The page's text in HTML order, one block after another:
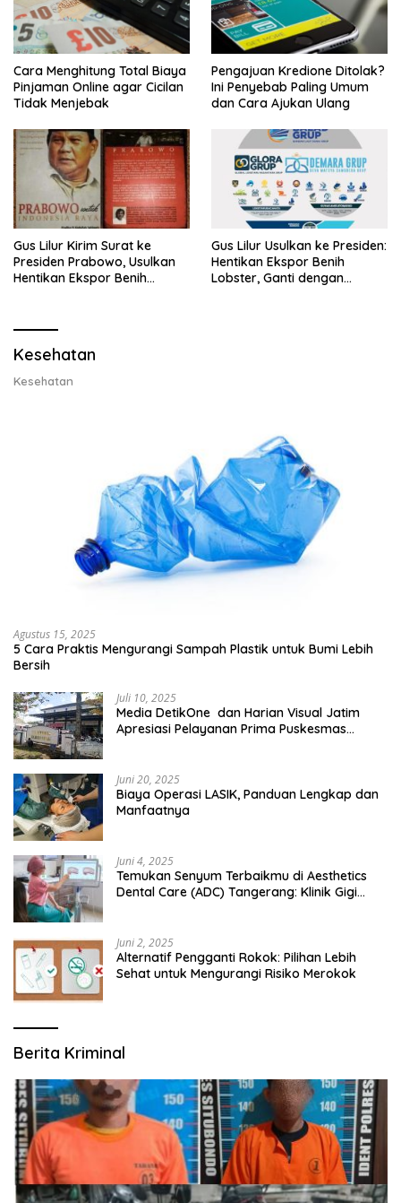
Cara Menghitung Total Biaya
Pinjaman Online agar Cicilan
Tidak Menjebak
Pengajuan Kredione Ditolak?
Ini Penyebab Paling Umum
dan Cara Ajukan Ulang
Gus Lilur Kirim Surat ke
Presiden Prabowo, Usulkan
Hentikan Ekspor Benih
Gus Lilur Usulkan ke Presiden:
Hentikan Ekspor Benih
Lobster, Ganti dengan
Kesehatan
Kesehatan
Agustus 15, 2025
5 Cara Praktis Mengurangi Sampah Plastik untuk Bumi Lebih
Bersih
Juli 10, 2025
Media DetikOne dan Harian Visual Jatim
Apresiasi Pelayanan Prima Puskesmas
Juni 20, 2025
Biaya Operasi LASIK, Panduan Lengkap dan
Manfaatnya
Juni 4, 2025
Temukan Senyum Terbaikmu di Aesthetics
Dental Care (ADC) Tangerang: Klinik Gigi
Juni 2, 2025
Alternatif Pengganti Rokok: Pilihan Lebih
Sehat untuk Mengurangi Risiko Merokok
Berita Kriminal